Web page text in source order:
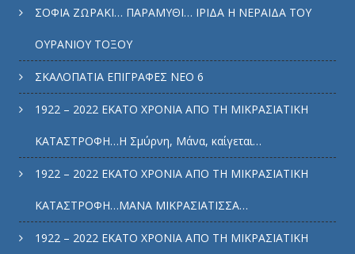
ΣΟΦΙΑ ΖΩΡΑΚΙ… ΠΑΡΑΜΥΘΙ… ΙΡΙΔΑ Η ΝΕΡΑΙΔΑ ΤΟΥ
ΟΥΡΑΝΙΟΥ ΤΟΞΟΥ
ΣΚΑΛΟΠΑΤΙΑ ΕΠΙΓΡΑΦΕΣ ΝΕΟ 6
1922 – 2022 ΕΚΑΤΟ ΧΡΟΝΙΑ ΑΠΟ ΤΗ ΜΙΚΡΑΣΙΑΤΙΚΗ
ΚΑΤΑΣΤΡΟΦΗ…Η Σμύρνη, Μάνα, καίγεται…
1922 – 2022 ΕΚΑΤΟ ΧΡΟΝΙΑ ΑΠΟ ΤΗ ΜΙΚΡΑΣΙΑΤΙΚΗ
ΚΑΤΑΣΤΡΟΦΗ…ΜΑΝΑ ΜΙΚΡΑΣΙΑΤΙΣΣΑ…
1922 – 2022 ΕΚΑΤΟ ΧΡΟΝΙΑ ΑΠΟ ΤΗ ΜΙΚΡΑΣΙΑΤΙΚΗ